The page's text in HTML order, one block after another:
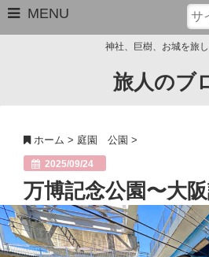
MENU
サイトマップ
管理人のプロフィール
Close
神社、巨樹、お城を旅
旅人のブ
ホーム > 庭園 公園 >
2025/09/24
万博記念公園〜大